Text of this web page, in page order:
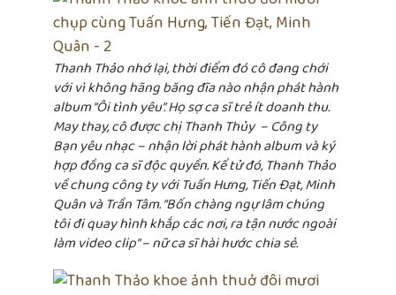
Thanh Thảo nhớ lại, thời điểm đó cô đang chới
với vì không hãng băng đĩa nào nhận phát hành
album “Ôi tình yêu”. Họ sợ ca sĩ trẻ ít doanh thu.
May thay, cô được chị Thanh Thủy – Công ty
Bạn yêu nhạc – nhận lời phát hành album và ký
hợp đồng ca sĩ độc quyền. Kể tử đó, Thanh Thảo
về chung công ty với Tuấn Hưng, Tiến Đạt, Minh
Quân và Trần Tâm. “Bốn chàng ngự lâm chúng
tôi đi quay hình khắp các nơi, ra tận nước ngoài
làm video clip” – nữ ca sĩ hài hước chia sẻ.